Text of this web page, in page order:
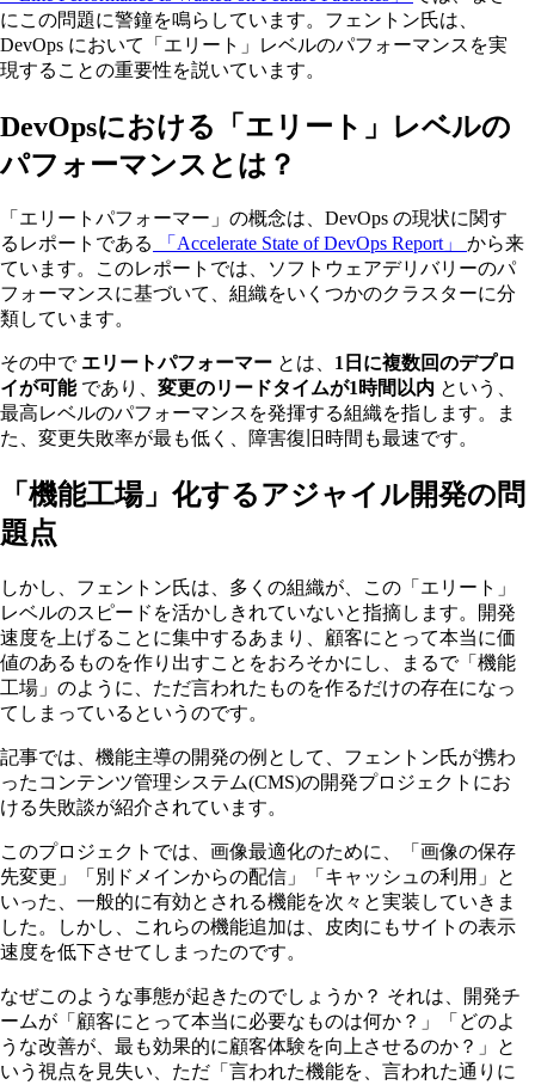
にこの問題に警鐘を鳴らしています。フェントン氏は、
DevOps において「エリート」レベルのパフォーマンスを実
現することの重要性を説いています。
DevOpsにおける「エリート」レベルの
パフォーマンスとは？
「エリートパフォーマー」の概念は、DevOps の現状に関す
るレポートである
「Accelerate State of DevOps Report」 から来
ています。このレポートでは、ソフトウェアデリバリーのパ
フォーマンスに基づいて、組織をいくつかのクラスターに分
類しています。
その中で エリートパフォーマー とは、 1日に複数回のデプロ
イが可能であり、 変更のリードタイムが1時間以内 という、
最高レベルのパフォーマンスを発揮する組織を指します。ま
た、変更失敗率が最も低く、障害復旧時間も最速です。
「機能工場」化するアジャイル開発の問
題点
しかし、フェントン氏は、多くの組織が、この「エリート」
レベルのスピードを活かしきれていないと指摘します。開発
速度を上げることに集中するあまり、顧客にとって本当に価
値のあるものを作り出すことをおろそかにし、まるで「機能
工場」のように、ただ言われたものを作るだけの存在になっ
てしまっているというのです。
記事では、機能主導の開発の例として、フェントン氏が携わ
ったコンテンツ管理システム(CMS)の開発プロジェクトにお
ける失敗談が紹介されています。
このプロジェクトでは、画像最適化のために、「画像の保存
先変更」「別ドメインからの配信」「キャッシュの利用」と
いった、一般的に有効とされる機能を次々と実装していきま
した。しかし、これらの機能追加は、皮肉にもサイトの表示
速度を低下させてしまったのです。
なぜこのような事態が起きたのでしょうか？ それは、開発チ
ームが「顧客にとって本当に必要なものは何か？」「どのよ
うな改善が、最も効果的に顧客体験を向上させるのか？」と
いう視点を見失い、ただ「言われた機能を、言われた通りに